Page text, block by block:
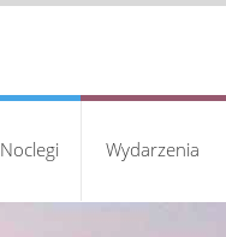
Noclegi Wydarzenia